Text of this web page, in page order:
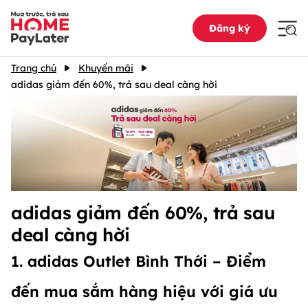
Đăng ký
Trang chủ
Khuyến mãi
adidas giảm đến 60%, trả sau deal càng hời
adidas giảm đến 60%, trả sau
deal càng hời
1. adidas Outlet Bình Thới – Điểm
đến mua sắm hàng hiệu với giá ưu